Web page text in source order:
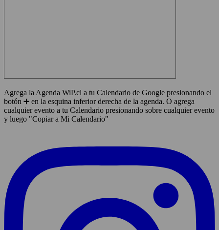
Agrega la Agenda WiP.cl a tu Calendario de Google presionando el
botón ➕ en la esquina inferior derecha de la agenda. O agrega
cualquier evento a tu Calendario presionando sobre cualquier evento
y luego "Copiar a Mi Calendario"